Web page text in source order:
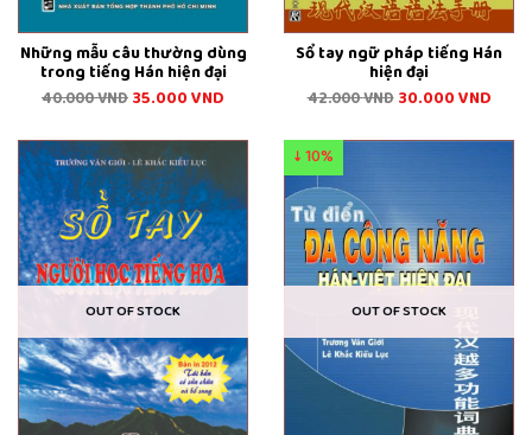
Những mẫu câu thường dùng
trong tiếng Hán hiện đại
40.000VND35.000VND
Sổ tay ngữ pháp tiếng Hán
hiện đại
42.000VND 30.000VND
OUT OF STOCK OUT OF STOCK
↓ 10%